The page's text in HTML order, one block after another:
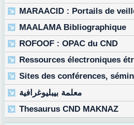
MARAACID : Portails de
MAALAMA Bibliographique
ROFOOF : OPAC du CND
Ressources électroniques
Sites des conférences,
معلمة بيبليوغرافية
Thesaurus CND MAKNAZ